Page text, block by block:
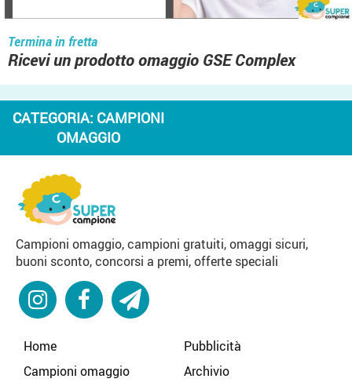
Termina in fretta
Ricevi un prodotto omaggio GSE Complex
CATEGORIA: CAMPIONI
OMAGGIO
Campioni omaggio, campioni gratuiti, omaggi sicuri,
buoni sconto, concorsi a premi, offerte speciali
Home
Campioni omaggio
Pubblicità
Archivio